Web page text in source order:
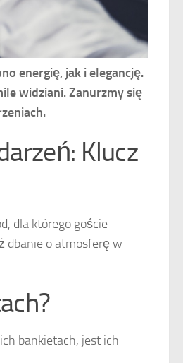
energię, jak i elegancję.
widziani. Zanurzmy się
Klucz
dla którego goście
dbanie o atmosferę w
bankietach, jest ich